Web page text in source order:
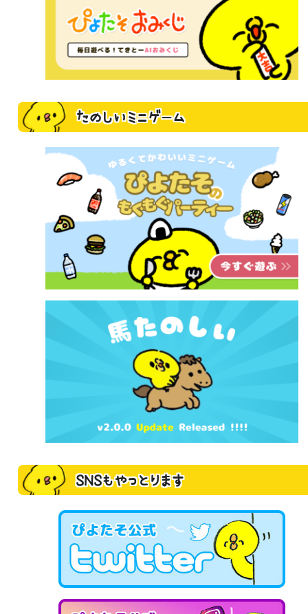
たのしいミニゲーム
SNSもやっとります